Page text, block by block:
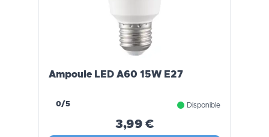
Ampoule LED A60 15W E27
0/5 Disponible
3,99 €